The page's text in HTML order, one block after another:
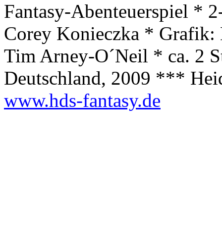
Fantasy-Abenteuerspiel *
Corey Konieczka *
Tim Arney-O´Neil * ca. 2
Deutschland, 2009 ***
www.hds-fantasy.de